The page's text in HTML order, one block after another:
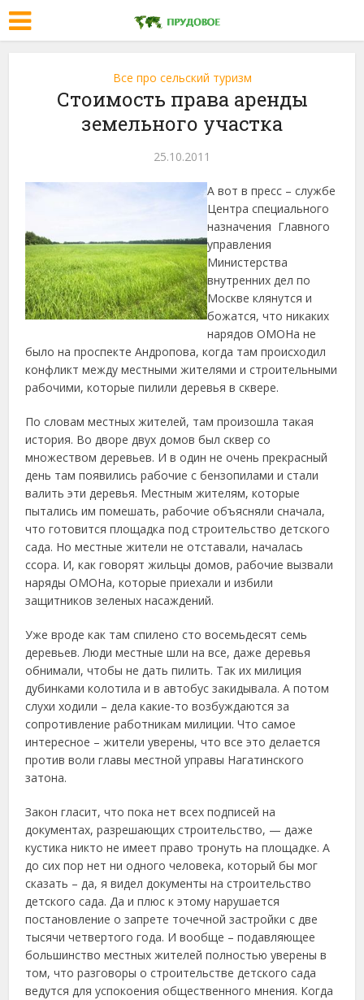
Все про сельский туризм
Стоимость права аренды
земельного участка
25.10.2011
А вот в пресс – службе
Центра специального
назначения Главного
управления
Министерства
внутренних дел по
Москве клянутся и
божатся, что никаких
нарядов ОМОНа не
было на проспекте Андропова, когда там происходил
конфликт между местными жителями и строительными
рабочими, которые пилили деревья в сквере.
По словам местных жителей, там произошла такая
история. Во дворе двух домов был сквер со
множеством деревьев. И в один не очень прекрасный
день там появились рабочие с бензопилами и стали
валить эти деревья. Местным жителям, которые
пытались им помешать, рабочие объясняли сначала,
что готовится площадка под строительство детского
сада. Но местные жители не отставали, началась
ссора. И, как говорят жильцы домов, рабочие вызвали
наряды ОМОНа, которые приехали и избили
защитников зеленых насаждений.
Уже вроде как там спилено сто восемьдесят семь
деревьев. Люди местные шли на все, даже деревья
обнимали, чтобы не дать пилить. Так их милиция
дубинками колотила и в автобус закидывала. А потом
слухи ходили – дела какие-то возбуждаются за
сопротивление работникам милиции. Что самое
интересное – жители уверены, что все это делается
против воли главы местной управы Нагатинского
затона.
Закон гласит, что пока нет всех подписей на
документах, разрешающих строительство, — даже
кустика никто не имеет право тронуть на площадке. А
до сих пор нет ни одного человека, который бы мог
сказать – да, я видел документы на строительство
детского сада. Да и плюс к этому нарушается
постановление о запрете точечной застройки с две
тысячи четвертого года. И вообще – подавляющее
большинство местных жителей полностью уверены в
том, что разговоры о строительстве детского сада
ведутся для успокоения общественного мнения. Когда